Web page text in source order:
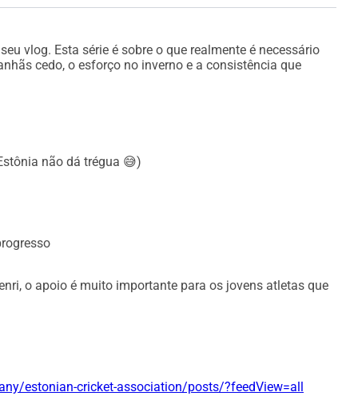
vlog. Esta série é sobre o que realmente é necessário
cedo, o esforço no inverno e a consistência que
não dá trégua 😅)
o apoio é muito importante para os jovens atletas que
estonian-cricket-association/posts/?feedView=all